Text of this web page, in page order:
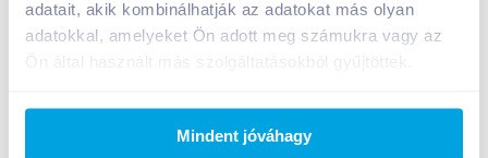
adatait, akik kombinálhatják az adatokat más olyan
adatokkal, amelyeket Ön adott meg számukra vagy az
Ön által használt más szolgáltatásokból gyűjtöttek.
Mindent jóváhagy